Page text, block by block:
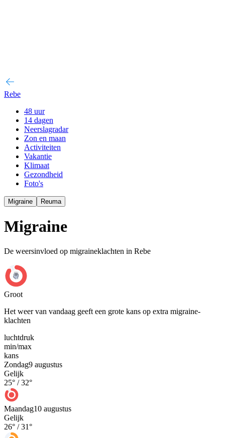
Rebe
48 uur
14 dagen
Neerslagradar
Zon en maan
Activiteiten
Vakantie
Klimaat
Gezondheid
Foto's
Migraine Reuma
Migraine
De weersinvloed op migraineklachten in Rebe
Groot
Het weer van vandaag geeft een grote kans op extra migraine-
klachten
luchtdruk
min/max
kans
Zondag9 augustus
Gelijk
25° /32°
Maandag10 augustus
Gelijk
26° /31°